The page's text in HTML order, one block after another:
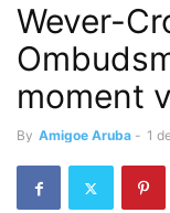
Wever-
moment
By Amigoe Aruba - 1